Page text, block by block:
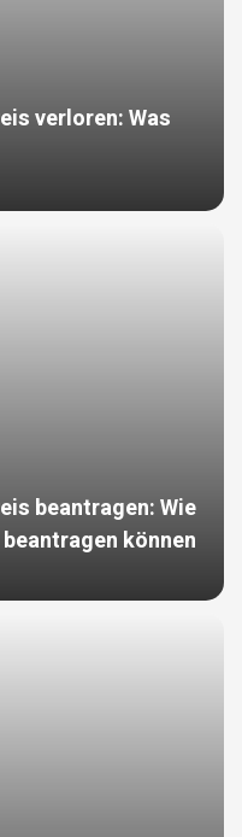
verloren: Was
beantragen: Wie
können